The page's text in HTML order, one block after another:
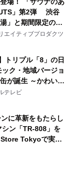
」第2弾 渋谷
」と期間限定のコ
ウナイキタイコラ
！
エイティブプロダクツ
トリプル「8」の日
ク・地域バージョ
が誕生 ～かわいい
の四季と名所を巡
1日(火)秋田県内で
テレビ
に革新をもたらし
ン「TR-808」を
Tokyoで実機
ャンペーンを開
」の 特別プログ